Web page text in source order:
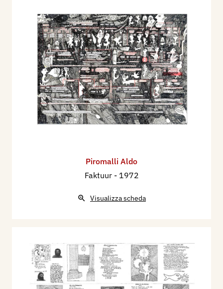
Piromalli Aldo
Faktuur - 1972
Visualizza scheda